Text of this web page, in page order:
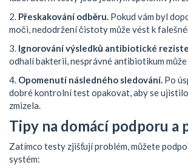
2. Přeskakování odběru. Pokud vám byl
moči, nedodržení čistoty může vést k
3. Ignorování výsledků antibiotické
odhalí bakterii, nesprávné antibiotikum
4. Opomenutí následného sledování. Po
dobré kontrolní test opakovat, aby se
zmizela.
Tipy na domácí podporu a
Zatímco testy zjišťují problém, můžete
systém: